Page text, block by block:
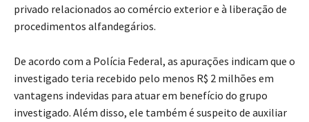
privado relacionados ao comércio exterior e à liberação de
procedimentos alfandegários.
De acordo com a Polícia Federal, as apurações indicam que o
investigado teria recebido pelo menos R$ 2 milhões em
vantagens indevidas para atuar em benefício do grupo
investigado. Além disso, ele também é suspeito de auxiliar